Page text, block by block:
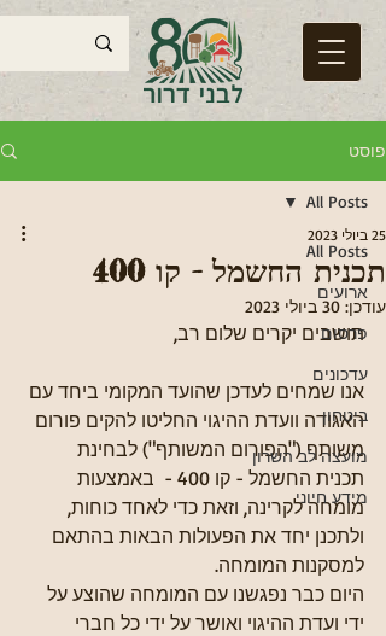
פוסט
All Posts
ארועים
פרסום
עדכונים
ביטחון
מועצה לב השרון
מידע חיוני
All Posts
תכנית החשמל - קו 400
25 ביולי 2023
עודכן: 30 ביולי 2023
תושבים יקרים שלום רב,
אנו שמחים לעדכן שהועד המקומי ביחד עם
האגודה וועדת ההיגוי החליטו להקים פורום
משותף ("הפורום המשותף") לבחינת
תכנית החשמל - קו 400 -  באמצעות
מומחה לקרינה, וזאת כדי לאחד כוחות,
ולתכנן יחד את הפעולות הבאות בהתאם
למסקנות המומחה.
היום כבר נפגשנו עם המומחה שהוצע על
ידי ועדת ההיגוי ואושר על ידי כל חברי